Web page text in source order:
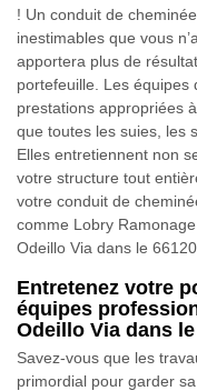
! Un conduit de
inestimables que vous
apportera plus de
portefeuille. Les équipes
prestations appropriées
que toutes les suies, les
Elles entretiennent non
votre structure tout
votre conduit de
comme Lobry
Odeillo Via dans le 66120.
Entretenez votre
équipes
Odeillo Via dans le
Savez-vous que les
primordial pour garder